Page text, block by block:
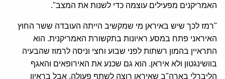
האמריקנים מפעילים עוצמה כדי לשנות את המצב".
"רמז לכך שיש באיראן מי שמקשיב הייתה העובדה ששר החוץ
האיראני פתח במסע ראיונות בתקשורת האמריקנית. הוא
התראיין בהמון רשתות לפני שבוע וחצי וניסה לרמוז שהבעיה
בוושינגטון ולא איראן. הוא גם שכנע את האירופאים והאגף
הליברלי בארה"ב שאיראן רוצה לשתף פעולה. אבל בראיון